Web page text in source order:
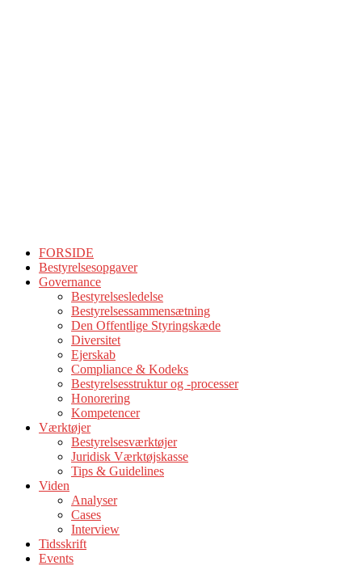
FORSIDE
Bestyrelsesopgaver
Governance
Bestyrelsesledelse
Bestyrelsessammensætning
Den Offentlige Styringskæde
Diversitet
Ejerskab
Compliance & Kodeks
Bestyrelsesstruktur og -processer
Honorering
Kompetencer
Værktøjer
Bestyrelsesværktøjer
Juridisk Værktøjskasse
Tips & Guidelines
Viden
Analyser
Cases
Interview
Tidsskrift
Events